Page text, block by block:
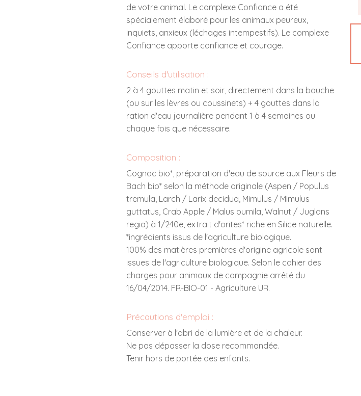
de votre animal. Le complexe Confiance a été
spécialement élaboré pour les animaux peureux,
inquiets, anxieux (léchages intempestifs). Le complexe
Confiance apporte confiance et courage.
Conseils d'utilisation :
2 à 4 gouttes matin et soir, directement dans la bouche
(ou sur les lèvres ou coussinets) + 4 gouttes dans la
ration d'eau journalière pendant 1 à 4 semaines ou
chaque fois que nécessaire.
Composition :
Cognac bio*, préparation d'eau de source aux Fleurs de
Bach bio* selon la méthode originale (Aspen / Populus
tremula, Larch / Larix decidua, Mimulus / Mimulus
guttatus, Crab Apple / Malus pumila, Walnut / Juglans
regia) à 1/240e, extrait d'orites* riche en Silice naturelle.
*ingrédients issus de l'agriculture biologique.
100% des matières premières d'origine agricole sont
issues de l'agriculture biologique. Selon le cahier des
charges pour animaux de compagnie arrêté du
16/04/2014. FR-BIO-01 - Agriculture UR.
Précautions d'emploi :
Conserver à l'abri de la lumière et de la chaleur.
Ne pas dépasser la dose recommandée.
Tenir hors de portée des enfants.